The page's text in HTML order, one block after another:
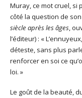
Muray, ce mot cruel,
côté la question de
siècle après les âges,
l’éditeur) : «
déteste, sans plus
renforcer en soi ce
loi. »
Le goût de la beauté,